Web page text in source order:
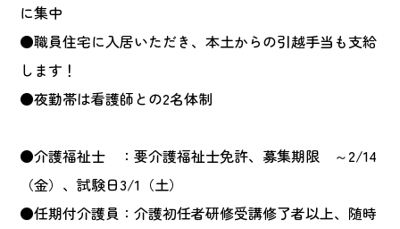
に集中
●職員住宅に入居いただき、本土からの引越手当も支給
します！
●夜勤帯は看護師との2名体制
●介護福祉士 ：要介護福祉士免許、募集期限 ～2/14
（金）、試験日3/1（土）
●任期付介護員 ：介護初任者研修受講修了者以上、随時